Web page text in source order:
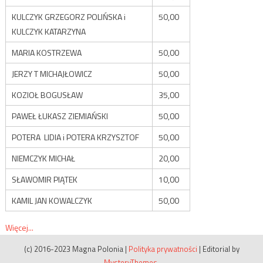
KULCZYK GRZEGORZ POLIŃSKA i
KULCZYK KATARZYNA
50,00
MARIA KOSTRZEWA
50,00
JERZY T MICHAJŁOWICZ
50,00
KOZIOŁ BOGUSŁAW
35,00
PAWEŁ ŁUKASZ ZIEMIAŃSKI
50,00
POTERA LIDIA i POTERA KRZYSZTOF
50,00
NIEMCZYK MICHAŁ
20,00
SŁAWOMIR PIĄTEK
10,00
KAMIL JAN KOWALCZYK
50,00
Więcej...
(c) 2016-2023 Magna Polonia | Polityka prywatności | Editorial by